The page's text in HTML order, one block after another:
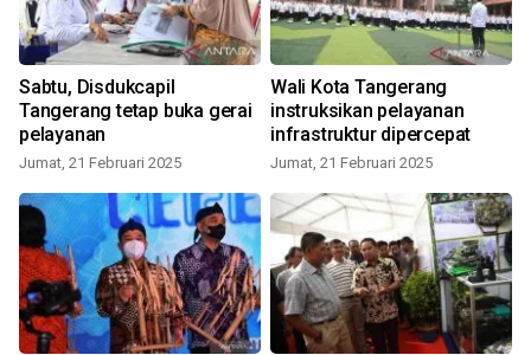
Sabtu, Disdukcapil
Tangerang tetap buka gerai
pelayanan
Jumat, 21 Februari 2025
Wali Kota Tangerang
instruksikan pelayanan
infrastruktur dipercepat
Jumat, 21 Februari 2025